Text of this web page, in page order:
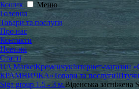
Кошик
Меню
Головна
Товари та послуги
Про нас
Контакти
Новини
Статті
UA MarketКременчукІнтернет-
КРАМНИЧКА»Товари та послуги
Siga group 1.5 - 3 м.Віденська засніжена